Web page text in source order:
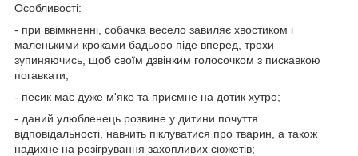
Особливості:
- при ввімкненні, собачка весело завиляє хвостиком і
маленькими кроками бадьоро піде вперед, трохи
зупиняючись, щоб своїм дзвінким голосочком з пискавкою
погавкати;
- песик має дуже м'яке та приємне на дотик хутро;
- даний улюбленець розвине у дитини почуття
відповідальності, навчить піклуватися про тварин, а також
надихне на розігрування захопливих сюжетів;